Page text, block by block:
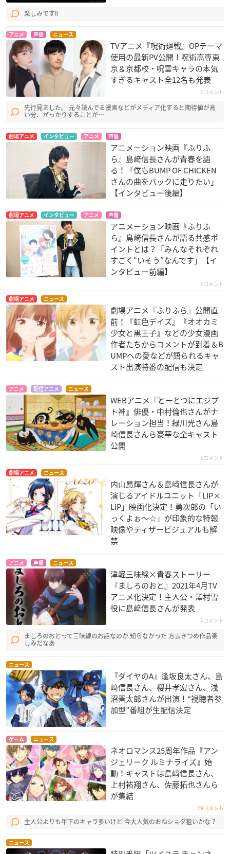
楽しみです‼️
アニメ 声優 ニュース
TVアニメ『呪術廻戦』OPテーマ
使用の最新PV公開！呪術高専東
京＆京都校・呪霊キャラの本気
すぎるキャスト全12名も発表
4コメント
先行見ました。 元々読んでる漫画などがメディア化すると期待値が高
い分、がっかりすることが…
劇場アニメ インタビュー アニメ 声優
アニメーション映画『ふりふ
ら』島﨑信長さんが青春を語
る！「僕もBUMP OF CHICKEN
さんの曲をバックに走りたい」
【インタビュー後編】
劇場アニメ インタビュー アニメ 声優
アニメーション映画『ふりふ
ら』島﨑信長さんが語る共感ポ
イントとは？「みんなそれぞれ
すごく“いそう”なんです」【イ
ンタビュー前編】
1コメント
劇場アニメ ニュース
劇場アニメ『ふりふら』公開直
前！『虹色デイズ』『オオカミ
少女と黒王子』などの少女漫画
作者たちからコメントが到着＆B
UMPへの愛などが語られるキャ
スト出演特番の配信も決定
アニメ 配信アニメ ニュース
WEBアニメ『とーとつにエジプ
ト神』俳優・中村倫也さんがナ
レーション担当！緑川光さん島
崎信長さんら豪華な全キャスト
公開
1コメント
劇場アニメ ニュース
内山昂輝さん＆島崎信長さんが
演じるアイドルユニット「LIP×
LIP」映画化決定！勇次郎の「い
っくよぉ〜☆」が印象的な特報
映像やティザービジュアルも解
禁
アニメ 声優 ニュース
津軽三味線×青春ストーリー
『ましろのおと』2021年4月TV
アニメ化決定！主人公・澤村雪
役に島﨑信長さんが発表
5コメント
ましろのおとって三味線のお話なのか 知らなかった 方言きつめ作品楽
しみだなあ
ニュース
『ダイヤのA』逢坂良太さん、島
﨑信長さん、櫻井孝宏さん、浅
沼晋太郎さんが出演！“視聴者参
加型”番組が生配信決定
ゲーム ニュース
ネオロマンス25周年作品『アン
ジェリーク ルミナライズ』始
動！キャストは島﨑信長さん、
上村祐翔さん、佐藤拓也さんら
が集結
29コメント
主人公よりも年下のキャラ多いけど 今大人気のおねショタ狙いかな？
ニュース